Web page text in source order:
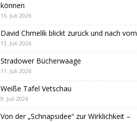
können
16. Juli 2026
David Chmelík blickt zurück und nach vorn
13. Juli 2026
Stradower Bücherwaage
11. Juli 2026
Weiße Tafel Vetschau
9. Juli 2026
Von der „Schnapsidee“ zur Wirklichkeit –